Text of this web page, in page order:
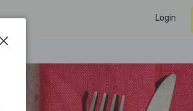
Login